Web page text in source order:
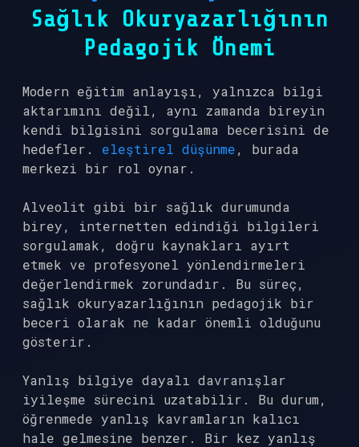
Sağlık Okuryazarlığının
Pedagojik Önemi
Modern eğitim anlayışı, yalnızca bilgi
aktarımını değil, aynı zamanda bireyin
kendi bilgisini sorgulama becerisini de
hedefler. eleştirel düşünme, burada
merkezi bir rol oynar.
Alveolit gibi bir sağlık durumunda
birey, internetten edindiği bilgileri
sorgulamak, doğru kaynakları ayırt
etmek ve profesyonel yönlendirmeleri
değerlendirmek zorundadır. Bu süreç,
sağlık okuryazarlığının pedagojik bir
beceri olarak ne kadar önemli olduğunu
gösterir.
Yanlış bilgiye dayalı davranışlar
iyileşme sürecini uzatabilir. Bu durum,
öğrenmede yanlış kavramların kalıcı
hale gelmesine benzer. Bir kez yanlış